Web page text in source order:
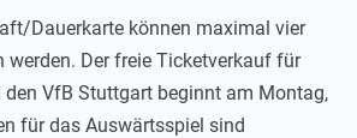
Dauerkarte können maximal vier
werden. Der freie Ticketverkauf für
den VfB Stuttgart beginnt am Montag,
für das Auswärtsspiel sind